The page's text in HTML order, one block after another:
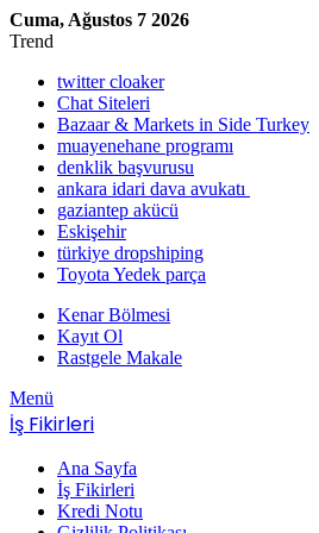
Cuma, Ağustos 7 2026
Trend
twitter cloaker
Chat Siteleri
Bazaar & Markets in Side Turkey
muayenehane programı
denklik başvurusu
ankara idari dava avukatı
gaziantep akücü
Eskişehir
türkiye dropshiping
Toyota Yedek parça
Kenar Bölmesi
Kayıt Ol
Rastgele Makale
Menü
İş Fikirleri
Ana Sayfa
İş Fikirleri
Kredi Notu